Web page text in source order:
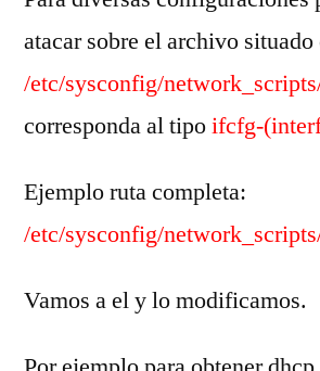
atacar sobre el archivo situado
/etc/sysconfig/
corresponda al tipoifcfg-
Ejemplo ruta completa:
/etc/sysconfig/
Vamos a el y lo modificamos.